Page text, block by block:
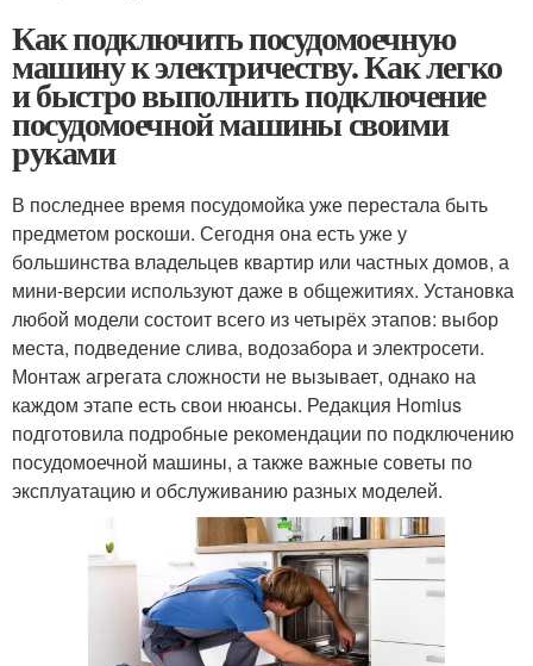
Как подключить посудомоечную
машину к электричеству. Как легко
и быстро выполнить подключение
посудомоечной машины своими
руками
В последнее время посудомойка уже перестала быть
предметом роскоши. Сегодня она есть уже у
большинства владельцев квартир или частных домов, а
мини-версии используют даже в общежитиях. Установка
любой модели состоит всего из четырёх этапов: выбор
места, подведение слива, водозабора и электросети.
Монтаж агрегата сложности не вызывает, однако на
каждом этапе есть свои нюансы. Редакция Homius
подготовила подробные рекомендации по подключению
посудомоечной машины, а также важные советы по
эксплуатацию и обслуживанию разных моделей.